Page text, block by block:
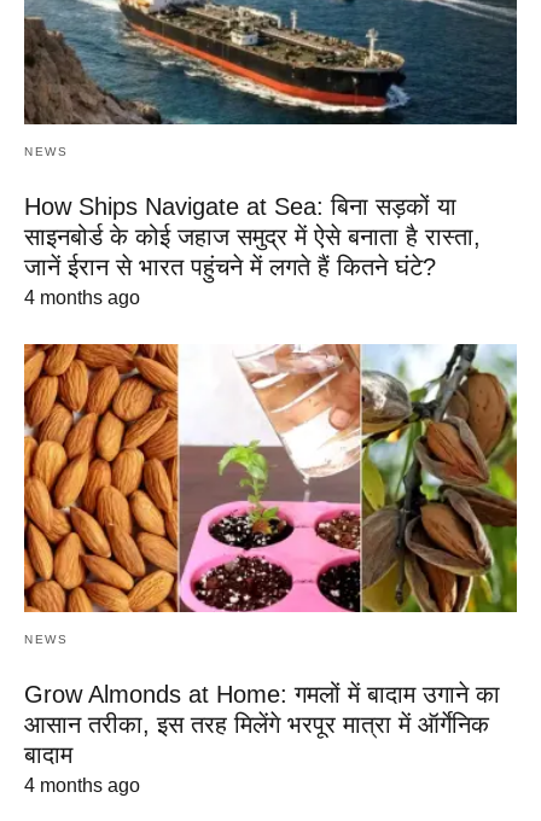
NEWS
How Ships Navigate at Sea: बिना सड़कों या
साइनबोर्ड के कोई जहाज समुद्र में ऐसे बनाता है रास्ता,
जानें ईरान से भारत पहुंचने में लगते हैं कितने घंटे?
4 months ago
NEWS
Grow Almonds at Home: गमलों में बादाम उगाने का
आसान तरीका, इस तरह मिलेंगे भरपूर मात्रा में ऑर्गेनिक
बादाम
4 months ago